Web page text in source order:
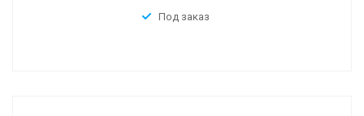
Под заказ